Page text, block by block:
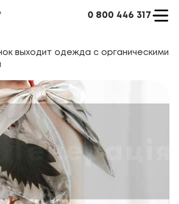
0 800 446 317
выходит одежда с органическими